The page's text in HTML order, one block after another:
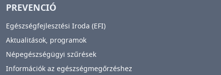
PREVENCIÓ
Egészségfejlesztési Iroda (EFI)
Aktualitások, programok
Népegészségügyi szűrések
Információk az egészségmegőrzéshez